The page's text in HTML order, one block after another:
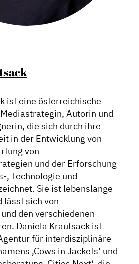
ist eine österreichische
Autorin und
die sich durch ihre
in der Entwicklung von
von
und der Erforschung
, Technologie und
Sie ist lebenslange
lässt sich von
den verschiedenen
Daniela Krautsack ist
für interdisziplinäre
‚Cows in Jackets‘ und